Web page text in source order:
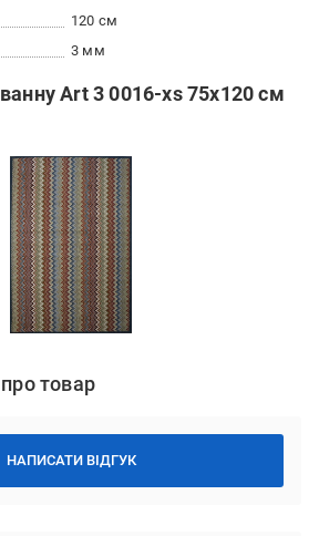
120 см
3 мм
Art 3 0016-xs 75x120 см
товар
НАПИСАТИ ВІДГУК